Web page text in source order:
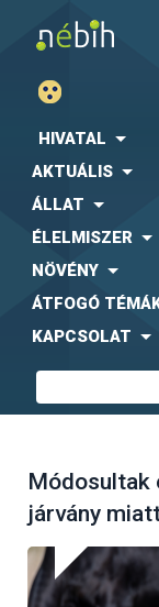
HIVATAL
AKTUÁLIS
ÁLLAT
ÉLELMISZER
NÖVÉNY
ÁTFOGÓ
KAPCSOLAT
Módosultak
járvány